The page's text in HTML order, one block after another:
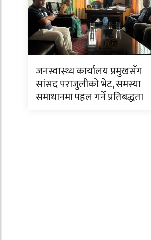
जनस्वास्थ्य कार्यालय प्रमुखसँग
सांसद पराजुलीको भेट, समस्या
समाधानमा पहल गर्ने प्रतिबद्धता